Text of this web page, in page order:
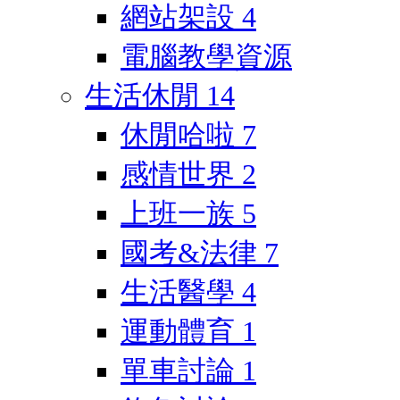
網站架設 4
電腦教學資源
生活休閒 14
休閒哈啦 7
感情世界 2
上班一族 5
國考&法律 7
生活醫學 4
運動體育 1
單車討論 1